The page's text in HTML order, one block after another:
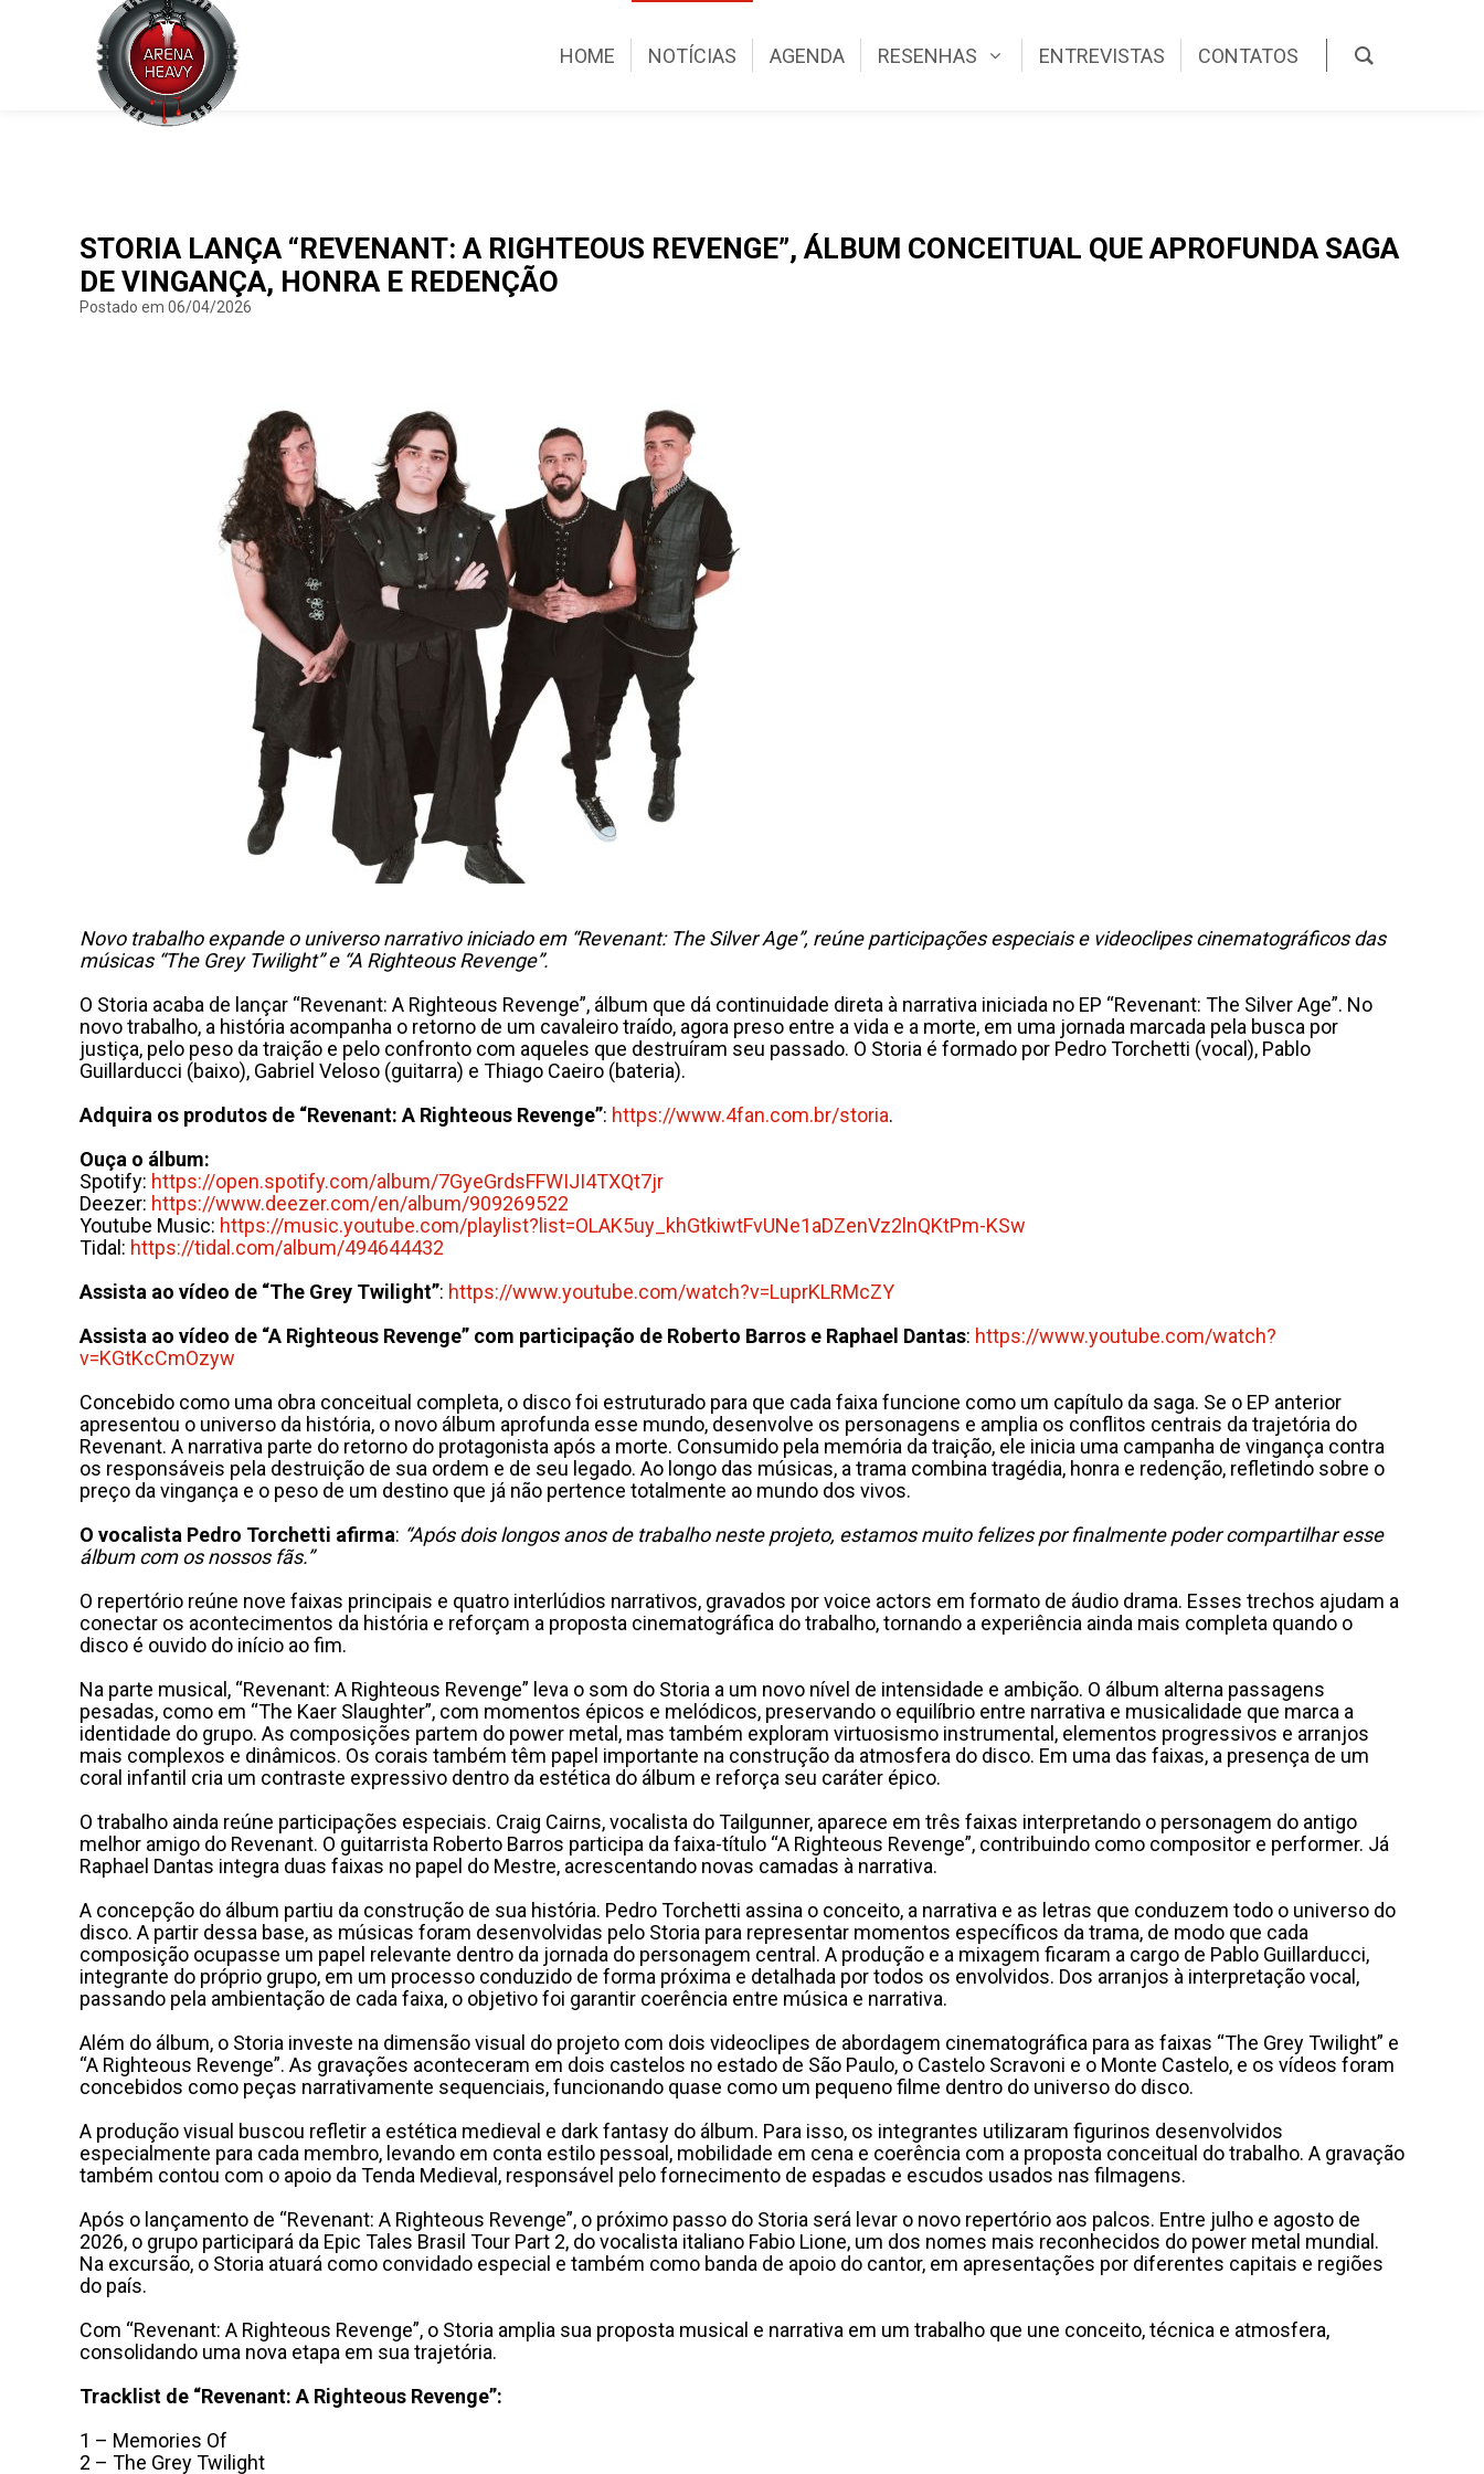
HOME NOTÍCIAS AGENDA RESENHAS ENTREVISTAS CONTATOS
STORIA LANÇA “REVENANT: A RIGHTEOUS REVENGE”, ÁLBUM CONCEITUAL QUE APROFUNDA SAGA
DE VINGANÇA, HONRA E REDENÇÃO
Postado em 06/04/2026
Novo trabalho expande o universo narrativo iniciado em “Revenant: The Silver Age”, reúne participações especiais e videoclipes cinematográficos das
músicas “The Grey Twilight” e “A Righteous Revenge”.
O Storia acaba de lançar “Revenant: A Righteous Revenge”, álbum que dá continuidade direta à narrativa iniciada no EP “Revenant: The Silver Age”. No
novo trabalho, a história acompanha o retorno de um cavaleiro traído, agora preso entre a vida e a morte, em uma jornada marcada pela busca por
justiça, pelo peso da traição e pelo confronto com aqueles que destruíram seu passado. O Storia é formado por Pedro Torchetti (vocal), Pablo
Guillarducci (baixo), Gabriel Veloso (guitarra) e Thiago Caeiro (bateria).
Adquira os produtos de “Revenant: A Righteous Revenge”: https://www.4fan.com.br/storia.
Ouça o álbum:
Spotify: https://open.spotify.com/album/7GyeGrdsFFWIJI4TXQt7jr
Deezer: https://www.deezer.com/en/album/909269522
Youtube Music: https://music.youtube.com/playlist?list=OLAK5uy_ khGtkiwtFvUNe1aDZenVz2lnQKtPm-KSw
Tidal: https://tidal.com/album/494644432
Assista ao vídeo de “The Grey Twilight”: https://www.youtube.com/watch?v=LuprKLRMcZY
Assista ao vídeo de “A Righteous Revenge” com participação de Roberto Barros e Raphael Dantas: https://www.youtube.com/watch?
v=KGtKcCmOzyw
Concebido como uma obra conceitual completa, o disco foi estruturado para que cada faixa funcione como um capítulo da saga. Se o EP anterior
apresentou o universo da história, o novo álbum aprofunda esse mundo, desenvolve os personagens e amplia os conflitos centrais da trajetória do
Revenant. A narrativa parte do retorno do protagonista após a morte. Consumido pela memória da traição, ele inicia uma campanha de vingança contra
os responsáveis pela destruição de sua ordem e de seu legado. Ao longo das músicas, a trama combina tragédia, honra e redenção, refletindo sobre o
preço da vingança e o peso de um destino que já não pertence totalmente ao mundo dos vivos.
O vocalista Pedro Torchetti afirma: “Após dois longos anos de trabalho neste projeto, estamos muito felizes por finalmente poder compartilhar esse
álbum com os nossos fãs.”
O repertório reúne nove faixas principais e quatro interlúdios narrativos, gravados por voice actors em formato de áudio drama. Esses trechos ajudam a
conectar os acontecimentos da história e reforçam a proposta cinematográfica do trabalho, tornando a experiência ainda mais completa quando o
disco é ouvido do início ao fim.
Na parte musical, “Revenant: A Righteous Revenge” leva o som do Storia a um novo nível de intensidade e ambição. O álbum alterna passagens
pesadas, como em “The Kaer Slaughter”, com momentos épicos e melódicos, preservando o equilíbrio entre narrativa e musicalidade que marca a
identidade do grupo. As composições partem do power metal, mas também exploram virtuosismo instrumental, elementos progressivos e arranjos
mais complexos e dinâmicos. Os corais também têm papel importante na construção da atmosfera do disco. Em uma das faixas, a presença de um
coral infantil cria um contraste expressivo dentro da estética do álbum e reforça seu caráter épico.
O trabalho ainda reúne participações especiais. Craig Cairns, vocalista do Tailgunner, aparece em três faixas interpretando o personagem do antigo
melhor amigo do Revenant. O guitarrista Roberto Barros participa da faixa-título “A Righteous Revenge”, contribuindo como compositor e performer. Já
Raphael Dantas integra duas faixas no papel do Mestre, acrescentando novas camadas à narrativa.
A concepção do álbum partiu da construção de sua história. Pedro Torchetti assina o conceito, a narrativa e as letras que conduzem todo o universo do
disco. A partir dessa base, as músicas foram desenvolvidas pelo Storia para representar momentos específicos da trama, de modo que cada
composição ocupasse um papel relevante dentro da jornada do personagem central. A produção e a mixagem ficaram a cargo de Pablo Guillarducci,
integrante do próprio grupo, em um processo conduzido de forma próxima e detalhada por todos os envolvidos. Dos arranjos à interpretação vocal,
passando pela ambientação de cada faixa, o objetivo foi garantir coerência entre música e narrativa.
Além do álbum, o Storia investe na dimensão visual do projeto com dois videoclipes de abordagem cinematográfica para as faixas “The Grey Twilight” e
“A Righteous Revenge”. As gravações aconteceram em dois castelos no estado de São Paulo, o Castelo Scravoni e o Monte Castelo, e os vídeos foram
concebidos como peças narrativamente sequenciais, funcionando quase como um pequeno filme dentro do universo do disco.
A produção visual buscou refletir a estética medieval e dark fantasy do álbum. Para isso, os integrantes utilizaram figurinos desenvolvidos
especialmente para cada membro, levando em conta estilo pessoal, mobilidade em cena e coerência com a proposta conceitual do trabalho. A gravação
também contou com o apoio da Tenda Medieval, responsável pelo fornecimento de espadas e escudos usados nas filmagens.
Após o lançamento de “Revenant: A Righteous Revenge”, o próximo passo do Storia será levar o novo repertório aos palcos. Entre julho e agosto de
2026, o grupo participará da Epic Tales Brasil Tour Part 2, do vocalista italiano Fabio Lione, um dos nomes mais reconhecidos do power metal mundial.
Na excursão, o Storia atuará como convidado especial e também como banda de apoio do cantor, em apresentações por diferentes capitais e regiões
do país.
Com “Revenant: A Righteous Revenge”, o Storia amplia sua proposta musical e narrativa em um trabalho que une conceito, técnica e atmosfera,
consolidando uma nova etapa em sua trajetória.
Tracklist de “Revenant: A Righteous Revenge”:
1 – Memories Of
2 – The Grey Twilight